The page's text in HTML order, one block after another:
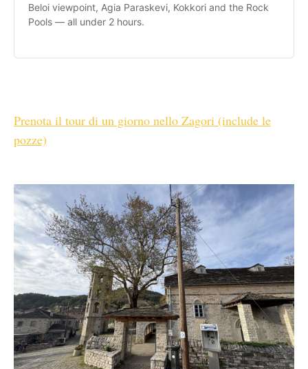
Beloi viewpoint, Agia Paraskevi, Kokkori and the Rock
Pools — all under 2 hours.
Prenota il tour di un giorno nello Zagori (include le
pozze)